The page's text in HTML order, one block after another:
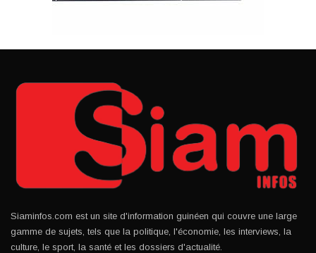
Siaminfos.com est un site d'information guinéen qui couvre une large
gamme de sujets, tels que la politique, l'économie, les interviews, la
culture, le sport, la santé et les dossiers d'actualité.